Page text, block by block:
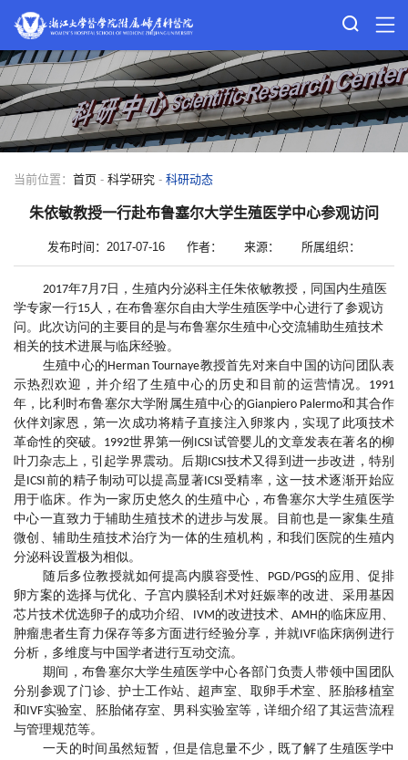
当前位置： 首页 - 科学研究 - 科研动态
朱依敏教授一行赴布鲁塞尔大学生殖医学中心参观访问
发布时间：2017-07-16 作者： 来源： 所属组织：
2017年7月7日，生殖内分泌科主任朱依敏教授，同国内生殖医
学专家一行15人，在布鲁塞尔自由大学生殖医学中心进行了参观访
问。此次访问的主要目的是与布鲁塞尔生殖中心交流辅助生殖技术
相关的技术进展与临床经验。
生殖中心的Herman Tournaye教授首先对来自中国的访问团队表
示热烈欢迎，并介绍了生殖中心的历史和目前的运营情况。1991
年，比利时布鲁塞尔大学附属生殖中心的Gianpiero Palermo和其合作
伙伴刘家恩，第一次成功将精子直接注入卵浆内，实现了此项技术
革命性的突破。1992世界第一例ICSI试管婴儿的文章发表在著名的柳
叶刀杂志上，引起学界震动。后期ICSI技术又得到进一步改进，特别
是ICSI前的精子制动可以提高显著ICSI受精率，这一技术逐渐开始应
用于临床。作为一家历史悠久的生殖中心，布鲁塞尔大学生殖医学
中心一直致力于辅助生殖技术的进步与发展。目前也是一家集生殖
微创、辅助生殖技术治疗为一体的生殖机构，和我们医院的生殖内
分泌科设置极为相似。
随后多位教授就如何提高内膜容受性、PGD/PGS的应用、促排
卵方案的选择与优化、子宫内膜轻刮术对妊娠率的改进、采用基因
芯片技术优选卵子的成功介绍、IVM的改进技术、AMH的临床应用、
肿瘤患者生育力保存等多方面进行经验分享，并就IVF临床病例进行
分析，多维度与中国学者进行互动交流。
期间，布鲁塞尔大学生殖医学中心各部门负责人带领中国团队
分别参观了门诊、护士工作站、超声室、取卵手术室、胚胎移植室
和IVF实验室、胚胎储存室、男科实验室等，详细介绍了其运营流程
与管理规范等。
一天的时间虽然短暂，但是信息量不少，既了解了生殖医学中